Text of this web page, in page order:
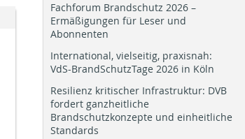
Fachforum Brandschutz 2026 –
Ermäßigungen für Leser und
Abonnenten
International, vielseitig, praxisnah:
VdS-BrandSchutzTage 2026 in Köln
Resilienz kritischer Infrastruktur: DVB
fordert ganzheitliche
Brandschutzkonzepte und einheitliche
Standards